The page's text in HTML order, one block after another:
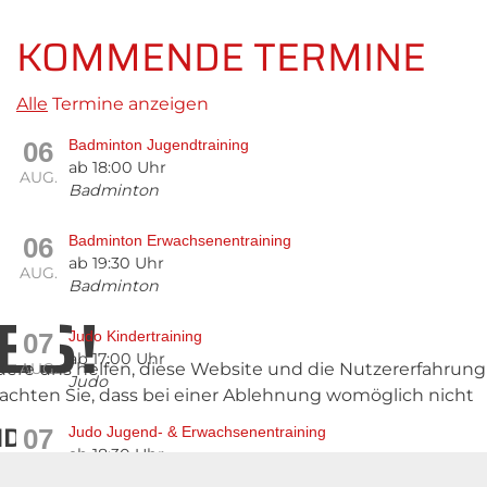
KOMMENDE TERMINE
Alle Termine anzeigen
06
AUG.
Badminton Jugendtraining
ab 18:00 Uhr
Badminton
06
AUG.
Badminton Erwachsenentraining
ab 19:30 Uhr
Badminton
07
AUG.
Judo Kindertraining
ab 17:00 Uhr
Judo
07 Judo Jugend- & Erwachsenentraining
ab 18:30 Uhr
uns helfen, diese Website und die Nutzererfahrung
Sie, dass bei einer Ablehnung womöglich nicht